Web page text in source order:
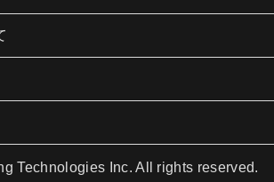
Technologies Inc. All rights reserved.